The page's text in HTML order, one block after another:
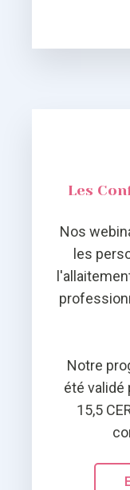
Les
Nos
les
Notre
été validé
15,5